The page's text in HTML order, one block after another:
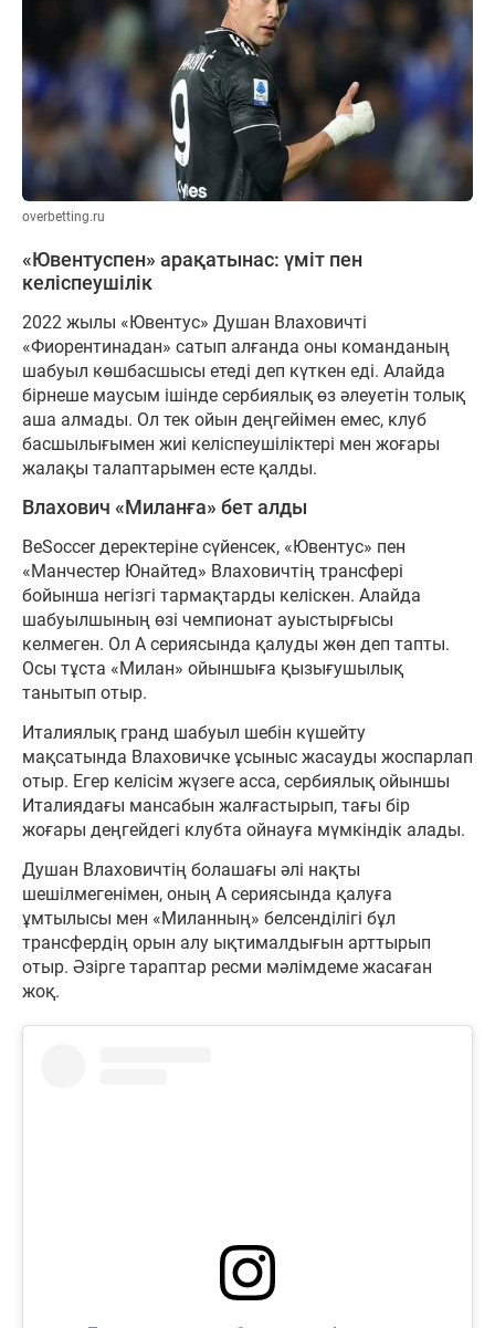
overbetting.ru
«Ювентуспен» арақатынас: үміт пен
келіспеушілік
2022 жылы «Ювентус» Душан Влаховичті
«Фиорентинадан» сатып алғанда оны команданың
шабуыл көшбасшысы етеді деп күткен еді. Алайда
бірнеше маусым ішінде сербиялық өз әлеуетін толық
аша алмады. Ол тек ойын деңгейімен емес, клуб
басшылығымен жиі келіспеушіліктері мен жоғары
жалақы талаптарымен есте қалды.
Влахович «Миланға» бет алды
BeSoccer деректеріне сүйенсек, «Ювентус» пен
«Манчестер Юнайтед» Влаховичтің трансфері
бойынша негізгі тармақтарды келіскен. Алайда
шабуылшының өзі чемпионат ауыстырғысы
келмеген. Ол А сериясында қалуды жөн деп тапты.
Осы тұста «Милан» ойыншыға қызығушылық
танытып отыр.
Италиялық гранд шабуыл шебін күшейту
мақсатында Влаховичке ұсыныс жасауды жоспарлап
отыр. Егер келісім жүзеге асса, сербиялық ойыншы
Италиядағы мансабын жалғастырып, тағы бір
жоғары деңгейдегі клубта ойнауға мүмкіндік алады.
Душан Влаховичтің болашағы әлі нақты
шешілмегенімен, оның А сериясында қалуға
ұмтылысы мен «Миланның» белсенділігі бұл
трансфердің орын алу ықтималдығын арттырып
отыр. Әзірге тараптар ресми мәлімдеме жасаған
жоқ.